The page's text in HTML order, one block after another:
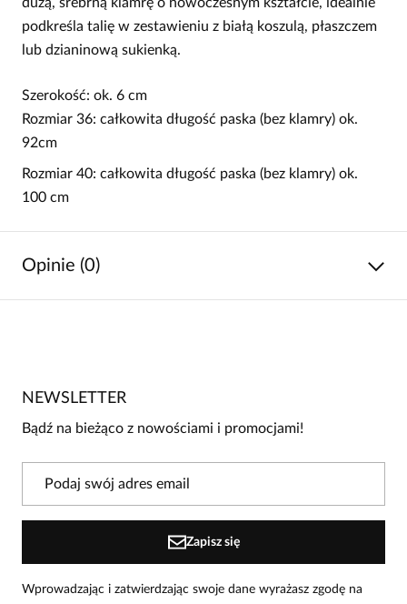
dużą, srebrną klamrę o nowoczesnym kształcie, idealnie
podkreśla talię w zestawieniu z białą koszulą, płaszczem
lub dzianinową sukienką.
Szerokość: ok. 6 cm
Rozmiar 36: całkowita długość paska (bez klamry) ok.
92cm
Rozmiar 40: całkowita długość paska (bez klamry) ok.
100 cm
Opinie (0)
Bądź pierwszą osobą, która podzieli się opinią o tym
W naszej witrynie opinie mogą dodawać tylko
NEWSLETTER
Bądź na bieżąco z nowościami i promocjami!
Zapisz się
Wprowadzając i zatwierdzając swoje dane wyrażasz zgodę na